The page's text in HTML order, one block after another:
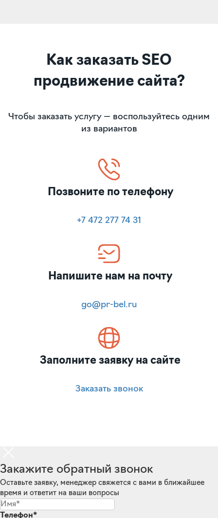
Как заказать SEO
продвижение сайта?
Чтобы заказать услугу — воспользуйтесь одним
из вариантов
Позвоните по телефону
+7 472 277 74 31
Напишите нам на почту
go@pr-bel.ru
Заполните заявку на сайте
Заказать звонок
Закажите обратный звонок
Оставьте заявку, менеджер свяжется с вами в ближайшее
время и ответит на ваши вопросы
Телефон*